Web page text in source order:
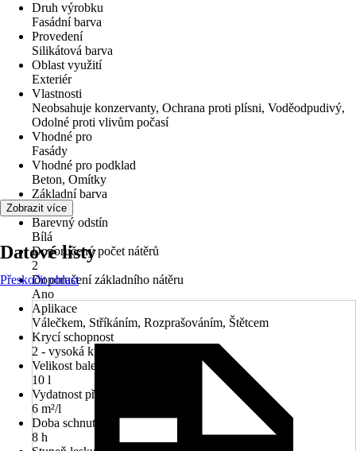
Druh výrobku
Fasádní barva
Provedení
Silikátová barva
Oblast využití
Exteriér
Vlastnosti
Neobsahuje konzervanty, Ochrana proti plísni, Voděodpudivý,
Odolné proti vlivům počasí
Vhodné pro
Fasády
Vhodné pro podklad
Beton, Omítky
Základní barva
Bílá
Barevný odstín
Bílá
Doporučený počet nátěrů
2
Doporučení základního nátěru
Ano
Aplikace
Válečkem, Stříkáním, Rozprašováním, Štětcem
Krycí schopnost
2 - vysoká krycí síla
Velikost balení
10 l
Vydatnost při jednom nátěru
6 m²/l
Doba schnutí cca
8 h
Zobrazit více
Datové listy
Přeskočit oblast